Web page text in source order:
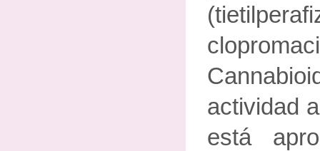
actividad
está